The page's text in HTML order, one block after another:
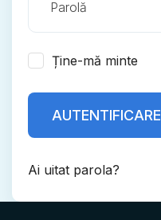
Ține-mă minte
AUTENTIFICARE
Ai uitat parola?